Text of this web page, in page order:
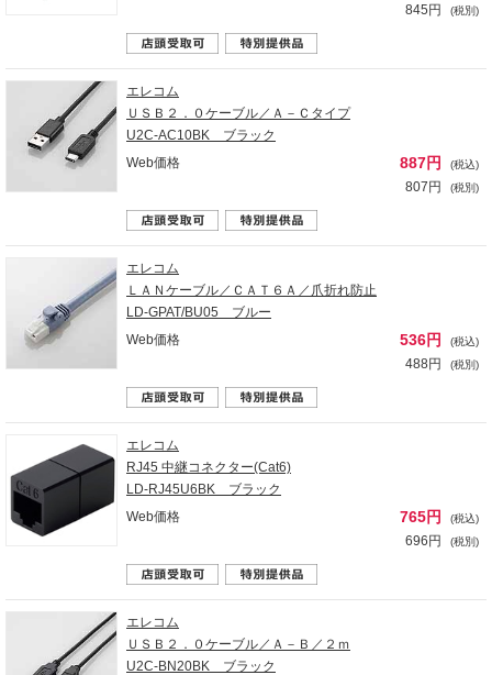
845円 (税別)
エレコム
ＵＳＢ２．０ケーブル／Ａ－Ｃタイプ
U2C-AC10BK ブラック
Web価格
887円 (税込)
807円 (税別)
エレコム
ＬＡＮケーブル／ＣＡＴ６Ａ／爪折れ防止
LD-GPAT/BU05 ブルー
Web価格
536円 (税込)
488円 (税別)
エレコム
RJ45 中継コネクター(Cat6)
LD-RJ45U6BK ブラック
Web価格
765円 (税込)
696円 (税別)
エレコム
ＵＳＢ２．０ケーブル／Ａ－Ｂ／２ｍ
U2C-BN20BK ブラック